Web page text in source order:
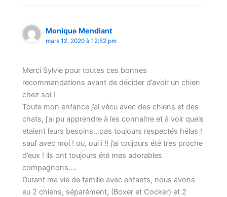
Monique Mendiant
mars 12, 2020 à 12:52 pm
Merci Sylvie pour toutes ces bonnes
recommandations avant de décider d’avoir un chien
chez soi !
Toute mon enfance j’ai vécu avec des chiens et des
chats, j’ai pu apprendre à les connaitre et à voir quels
etaient leurs besoins…pas toujours respectés hélas !
sauf avec moi ! ou, oui i !! j’ai toujours été très proche
d’eux ! ils ont toujours été mes adorables
compagnons….
Durant ma vie de famille avec enfants, nous avons
eu 2 chiens, séparément, (Boxer et Cocker) et 2